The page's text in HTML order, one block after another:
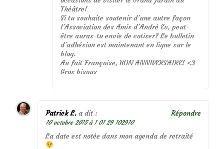
Théâtre!
Si tu souhaite soutenir d’une autre façon
l’Association des Amis d’André Ev, peut-
être auras-tu envie de cotiser? Le bulletin
d’adhésion est maintenant en ligne sur le
blog.
Au fait Françoise, BON ANNIVERSAIRE! <3
Gros bisous
Patrick L. a dit :
10 octobre 2015 à 1 01 29 102910
La date est notée dans mon agenda de retraité
Répondre